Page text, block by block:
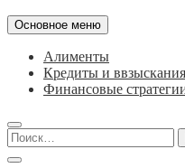
Основное меню
Алименты
Кредиты и ввзыскания
Финансовые
Найти: